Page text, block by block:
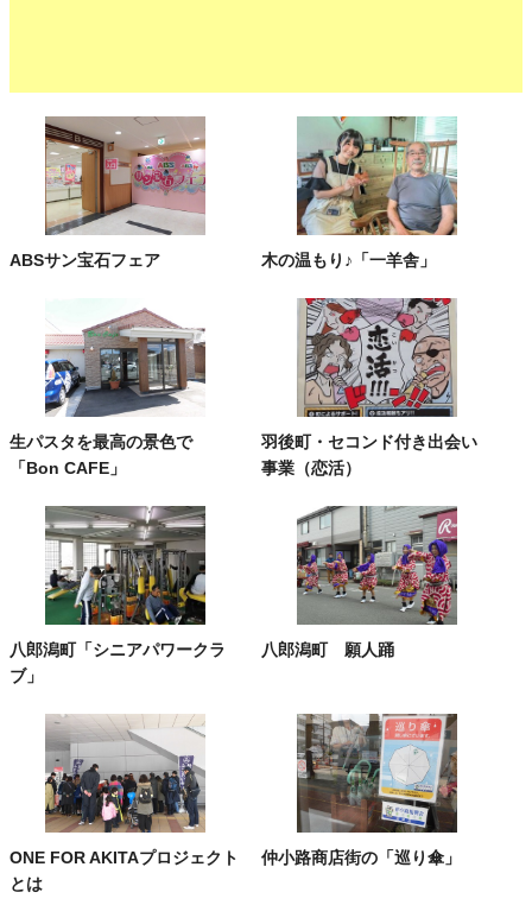
ABSサン宝石フェア 木の温もり♪「一羊舎」
生パスタを最高の景色で
「Bon CAFE」
羽後町・セコンド付き出会い
事業（恋活）
八郎潟町「シニアパワークラ
ブ」
八郎潟町 願人踊
ONE FOR AKITAプロジェクト
とは
仲小路商店街の「巡り傘」